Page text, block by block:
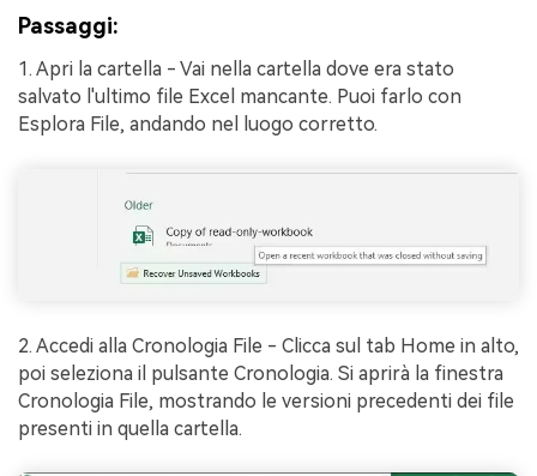
Passaggi:
1. Apri la cartella - Vai nella cartella dove era stato
salvato l'ultimo file Excel mancante. Puoi farlo con
Esplora File, andando nel luogo corretto.
2. Accedi alla Cronologia File - Clicca sul tab Home in alto,
poi seleziona il pulsante Cronologia. Si aprirà la finestra
Cronologia File, mostrando le versioni precedenti dei file
presenti in quella cartella.